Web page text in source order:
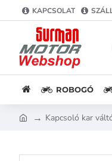
KAPCSOLAT
ROBOGÓ
Kapcsoló kar